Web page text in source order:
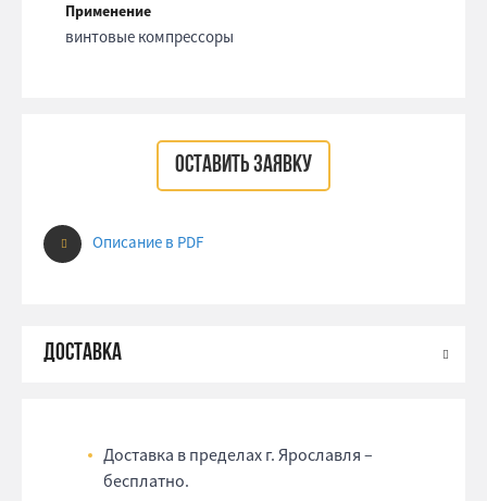
Применение
винтовые компрессоры
ОСТАВИТЬ ЗАЯВКУ
Описание в PDF
Доставка в пределах г. Ярославля –
бесплатно.